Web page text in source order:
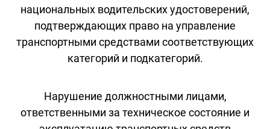
национальных водительских удостоверений,
подтверждающих право на управление
транспортными средствами соответствующих
категорий и подкатегорий.
Нарушение должностными лицами,
ответственными за техническое состояние и